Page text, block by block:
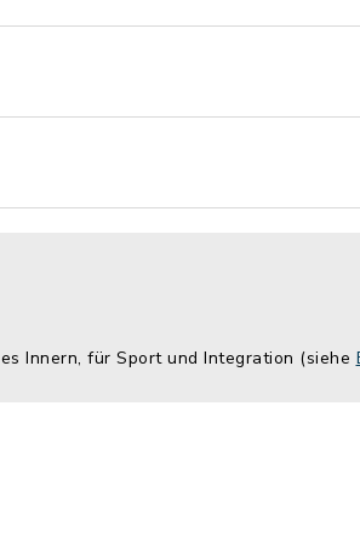
Innern, für Sport und Integration (siehe